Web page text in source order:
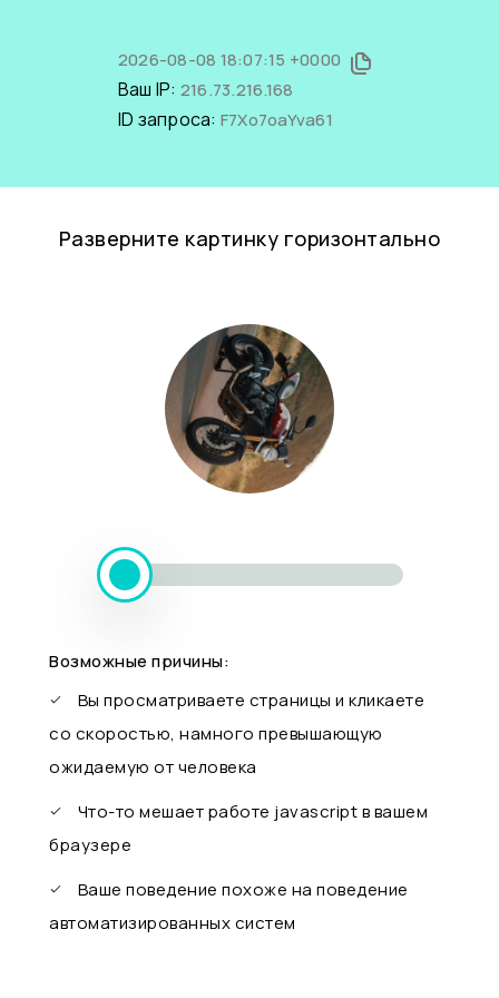
2026-08-08 18:07:15 +0000
Ваш IP: 216.73.216.168
ID запроса: F7Xo7oaYva61
Разверните картинку горизонтально
Возможные причины:
Вы просматриваете страницы и кликаете
со скоростью, намного превышающую
ожидаемую от человека
Что-то мешает работе javascript в вашем
браузере
Ваше поведение похоже на поведение
автоматизированных систем